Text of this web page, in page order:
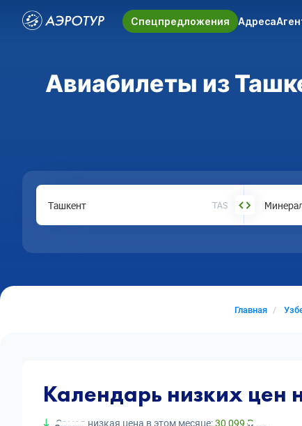
Спецпредложения Адреса
Авиабилеты из
TAS
Главная
Календарь низких
Самая низкая цена в этом месяце:30 099 ₽